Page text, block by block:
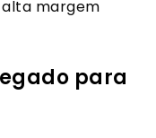
margem
para